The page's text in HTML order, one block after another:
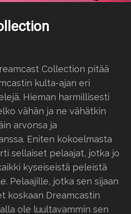
Collection pitää
kulta-ajan eri
Hieman harmillisesti
vähän ja ne vähätkin
arvonsa ja
Eniten kokoelmasta
sellaiset pelaajat, jotka jo
kyseiseistä peleistä
Pelaajille, jotka sen sijaan
koskaan Dreamcastin
ole luultavammin sen